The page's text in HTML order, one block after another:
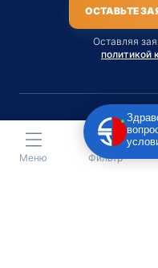
ОСТАВЬТЕ
Оставляя
политикой
Материалы данного
только на услугу
Меню Фильтр